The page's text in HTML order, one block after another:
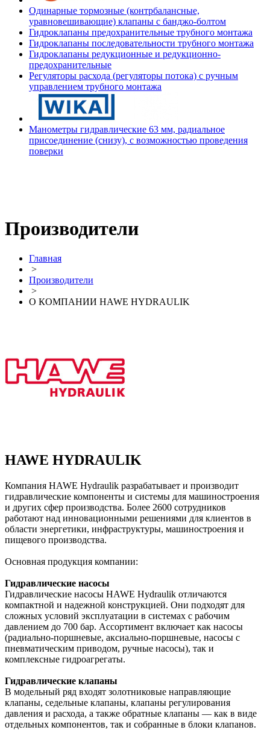
Одинарные тормозные (контрбалансные,
уравновешивающие) клапаны с банджо-болтом
Гидроклапаны предохранительные трубного монтажа
Гидроклапаны последовательности трубного монтажа
Гидроклапаны редукционные и редукционно-
предохранительные
Регуляторы расхода (регуляторы потока) с ручным
управлением трубного монтажа
Манометры гидравлические 63 мм, радиальное
присоединение (снизу), с возможностью проведения
поверки
Производители
Главная
>
Производители
>
О КОМПАНИИ HAWE HYDRAULIK
HAWE HYDRAULIK
Компания HAWE Hydraulik разрабатывает и производит
гидравлические компоненты и системы для машиностроения
и других сфер производства. Более 2600 сотрудников
работают над инновационными решениями для клиентов в
области энергетики, инфраструктуры, машиностроения и
пищевого производства.
Основная продукция компании:
Гидравлические насосы
Гидравлические насосы HAWE Hydraulik отличаются
компактной и надежной конструкцией. Они подходят для
сложных условий эксплуатации в системах с рабочим
давлением до 700 бар. Ассортимент включает как насосы
(радиально-поршневые, аксиально-поршневые, насосы с
пневматическим приводом, ручные насосы), так и
комплексные гидроагрегаты.
Гидравлические клапаны
В модельный ряд входят золотниковые направляющие
клапаны, седельные клапаны, клапаны регулирования
давления и расхода, а также обратные клапаны — как в виде
отдельных компонентов, так и собранные в блоки клапанов.